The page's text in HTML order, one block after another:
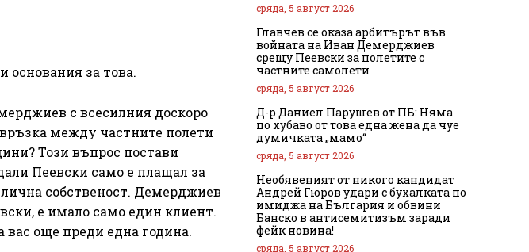
за това.
с всесилния доскоро
между частните полети
Този въпрос постави
Пеевски само е плащал за
собственост. Демерджиев
е имало само един клиент.
вас още преди една година.
сряда, 5 август 2026
Главчев се оказа арбитърът във
войната на Иван Демерджиев
срещу Пеевски за полетите с
частните самолети
сряда, 5 август 2026
Д-р Даниел Парушев от ПБ: Няма
по хубаво от това една жена да чуе
думичката „мамо“
сряда, 5 август 2026
Необявеният от никого кандидат
Андрей Гюров удари с бухалката по
имиджа на България и обвини
Банско в антисемитизъм заради
фейк новина!
сряда, 5 август 2026